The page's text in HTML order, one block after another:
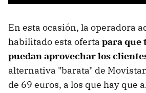
En esta ocasión, la operadora
habilitado esta oferta para que
puedan aprovechar los
alternativa "barata" de
de 69 euros, a los que hay que